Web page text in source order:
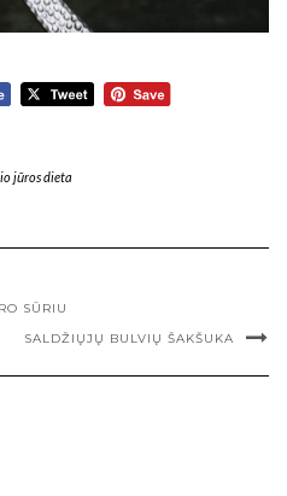
jūros dieta
SŪRIU
SALDŽIŲJŲ BULVIŲ ŠAKŠUKA